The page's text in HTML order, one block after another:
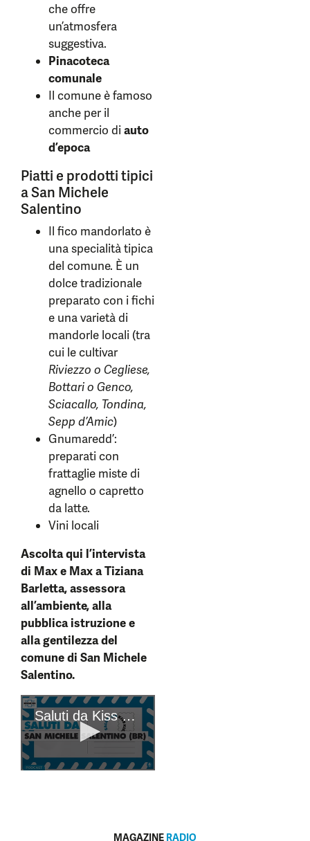
che offre
un’atmosfera
suggestiva.
Pinacoteca
comunale
Il comune è famoso
anche per il
commercio diauto
d’epoca
Piatti e prodotti tipici
a San Michele
Salentino
Il fico mandorlato è
una specialità tipica
del comune. È un
dolce tradizionale
preparato con i fichi
e una varietà di
mandorle locali (tra
cui le cultivar
Riviezzo o Cegliese,
Bottari o Genco,
Sciacallo, Tondina,
Sepp d’Amic)
Gnumaredd’:
preparati con
frattaglie miste di
agnello o capretto
da latte.
Vini locali
Ascolta qui l’intervista
di Max e Max a Tiziana
Barletta, assessora
all’ambiente, alla
pubblica istruzione e
alla gentilezza del
comune di San Michele
Salentino.
MAGAZINE RADIO